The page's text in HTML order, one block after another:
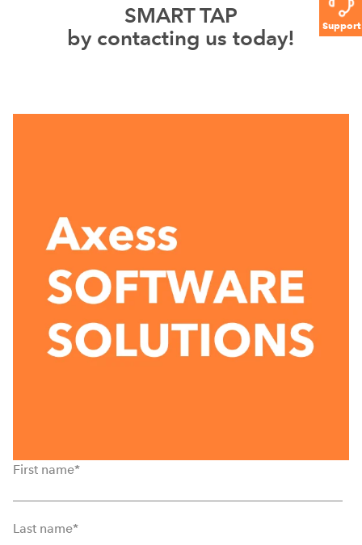
Support
SMART TAP
by contacting us today!
First name*
Last name*